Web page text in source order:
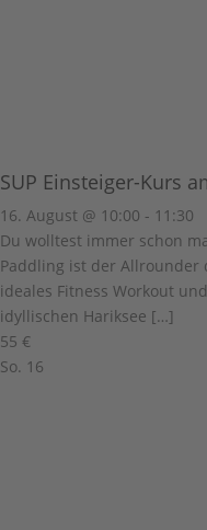
SUP Einsteiger-Kurs
16. August @ 10:00 - 11:30
Du wolltest immer schon
Paddling ist der Allrounder
ideales Fitness Workout
idyllischen Hariksee […]
55 €
So. 16